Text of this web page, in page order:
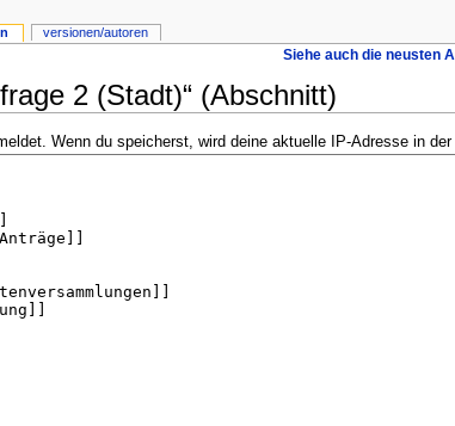
Siehe auch die neusten
2 (Stadt)“ (Abschnitt)
Wenn du speicherst, wird deine aktuelle IP-Adresse in
versionen/autoren